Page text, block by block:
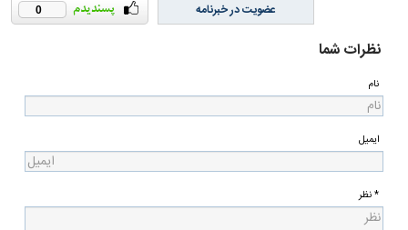
0 عضویت در خبرنامه
نظرات شما
نام
ایمیل
* نظر